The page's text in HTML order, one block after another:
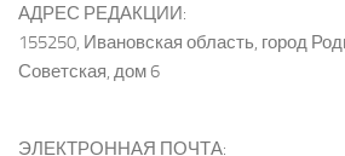
АДРЕС РЕДАКЦИИ:
155250, Ивановская область, город
Советская, дом 6
ЭЛЕКТРОННАЯ ПОЧТА: